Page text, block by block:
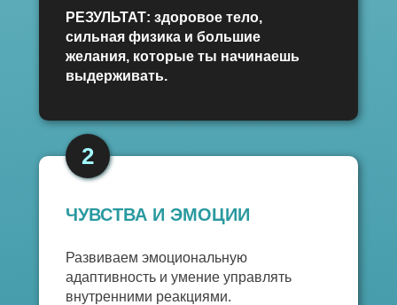
ЧУВСТВА И ЭМОЦИИ
Развиваем эмоциональную
адаптивность и умение управлять
внутренними реакциями.
РЕЗУЛЬТАТ: здоровое тело,
сильная физика и большие
желания, которые ты начинаешь
выдерживать.
2